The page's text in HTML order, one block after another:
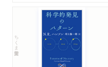
ちくま学芸文庫